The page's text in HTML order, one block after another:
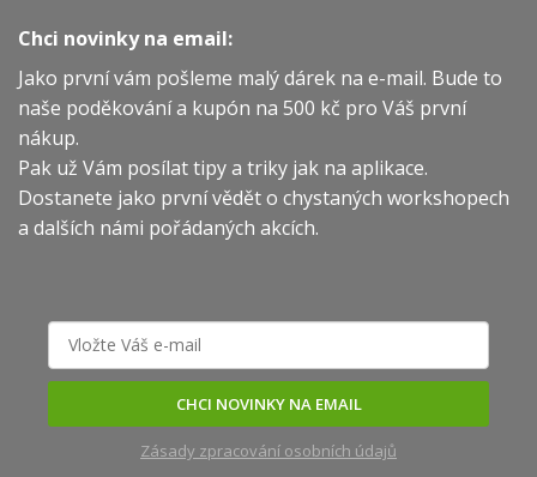
Chci novinky na email:
Jako první vám pošleme malý dárek na e-mail. Bude to
naše poděkování a kupón na 500 kč pro Váš první
nákup.
Pak už Vám posílat tipy a triky jak na aplikace.
Dostanete jako první vědět o chystaných workshopech
a dalších námi pořádaných akcích.
CHCI NOVINKY NA EMAIL
Zásady zpracování osobních údajů